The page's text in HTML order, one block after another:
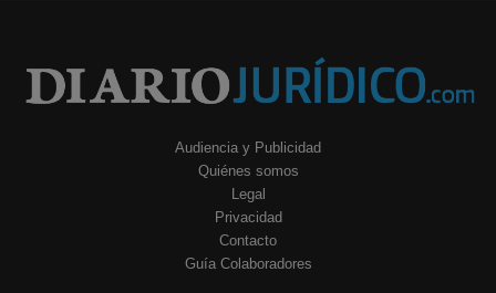
Audiencia y Publicidad
Quiénes somos
Legal
Privacidad
Contacto
Guía Colaboradores